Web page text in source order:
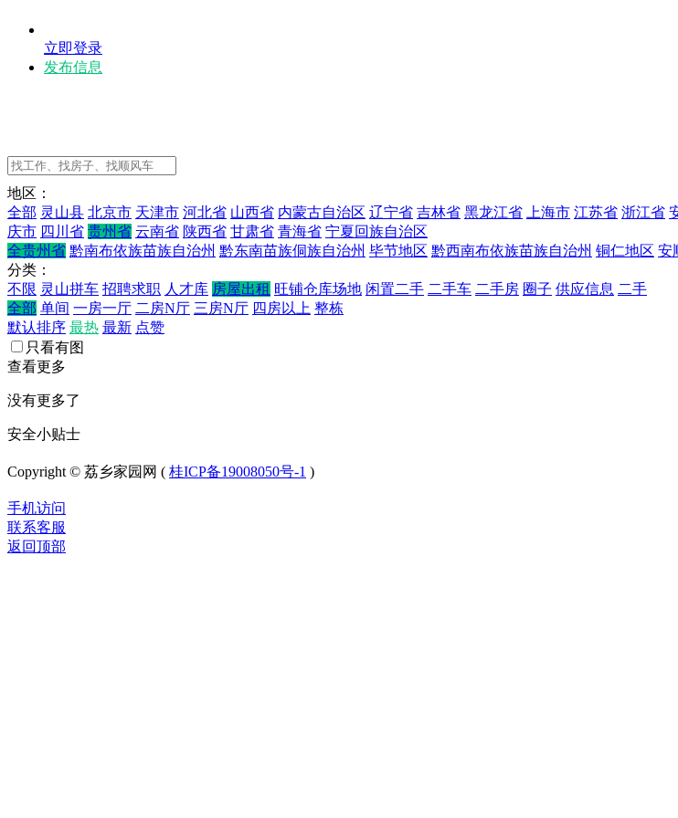
立即登录
发布信息
地区：
全部 灵山县 北京市 天津市 河北省 山西省 内蒙古自治区 辽宁省 吉林省 黑龙江省 上海市 江苏省 浙江省
庆市 四川省 贵州省 云南省 陕西省 甘肃省 青海省 宁夏回族自治区
全贵州省 黔南布依族苗族自治州 黔东南苗族侗族自治州 毕节地区 黔西南布依族苗族自治州 铜仁地区 安
分类：
不限 灵山拼车 招聘求职 人才库 房屋出租 旺铺仓库场地 闲置二手 二手车 二手房 圈子 供应信息 二手
全部 单间 一房一厅 二房N厅 三房N厅 四房以上 整栋
默认排序 最热 最新 点赞
只看有图
查看更多
没有更多了
安全小贴士
Copyright © 荔乡家园网 ( 桂ICP备19008050号-1 )
手机访问
联系客服
返回顶部